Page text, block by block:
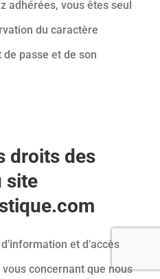
adhérées, vous êtes seul
du caractère
passe et de son
droits des
site
et d’accès
concernant que nous